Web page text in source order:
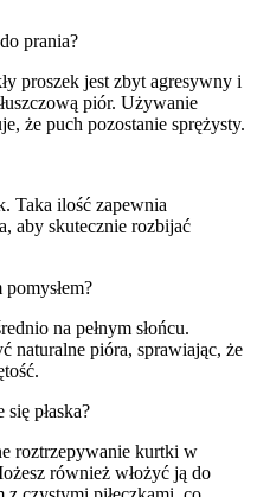
prania?
proszek jest zbyt agresywny i
piór. Używanie
że puch pozostanie sprężysty.
Taka ilość zapewnia
aby skutecznie rozbijać
na pełnym słońcu.
naturalne pióra, sprawiając, że
płaska?
roztrzepywanie kurtki w
również włożyć ją do